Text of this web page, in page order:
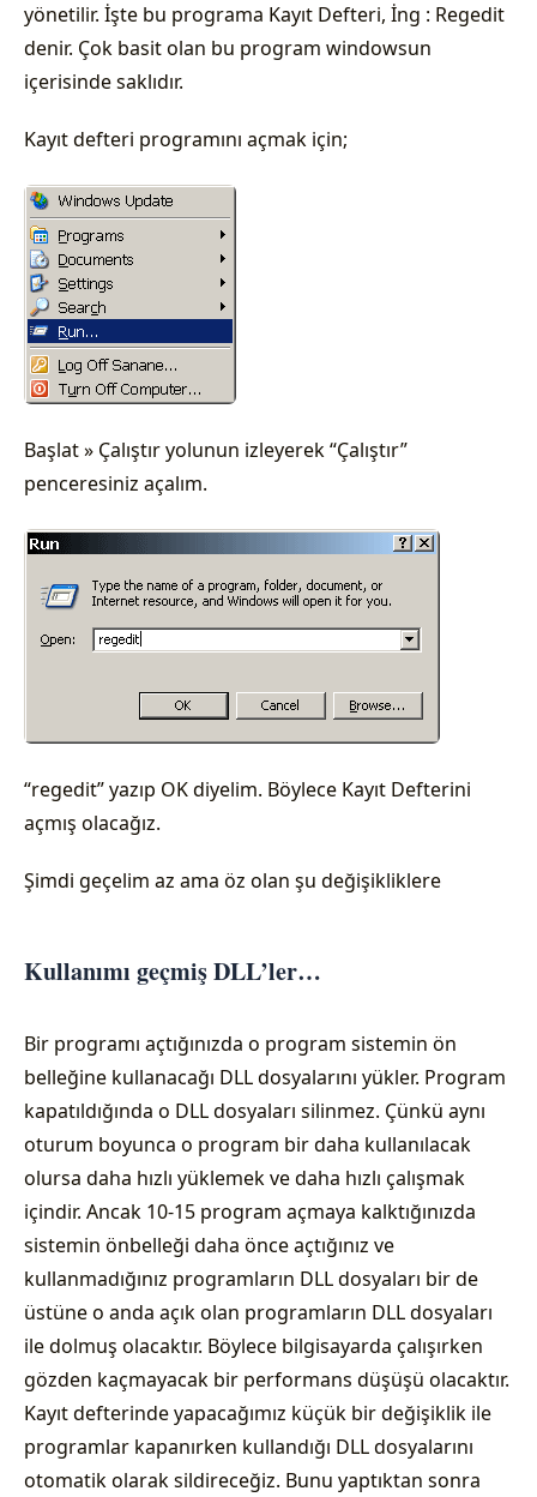
yönetilir. İşte bu programa Kayıt Defteri, İng : Regedit
denir. Çok basit olan bu program windowsun
içerisinde saklıdır.
Kayıt defteri programını açmak için;
Başlat » Çalıştır yolunun izleyerek “Çalıştır”
penceresiniz açalım.
“regedit” yazıp OK diyelim. Böylece Kayıt Defterini
açmış olacağız.
Şimdi geçelim az ama öz olan şu değişikliklere
Kullanımı geçmiş DLL’ler…
Bir programı açtığınızda o program sistemin ön
belleğine kullanacağı DLL dosyalarını yükler. Program
kapatıldığında o DLL dosyaları silinmez. Çünkü aynı
oturum boyunca o program bir daha kullanılacak
olursa daha hızlı yüklemek ve daha hızlı çalışmak
içindir. Ancak 10-15 program açmaya kalktığınızda
sistemin önbelleği daha önce açtığınız ve
kullanmadığınız programların DLL dosyaları bir de
üstüne o anda açık olan programların DLL dosyaları
ile dolmuş olacaktır. Böylece bilgisayarda çalışırken
gözden kaçmayacak bir performans düşüşü olacaktır.
Kayıt defterinde yapacağımız küçük bir değişiklik ile
programlar kapanırken kullandığı DLL dosyalarını
otomatik olarak sildireceğiz. Bunu yaptıktan sonra